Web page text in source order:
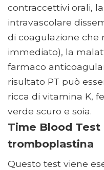
contraccettivi orali,
intravascolare
di coagulazione che
immediato), la
farmaco
risultato PT può
ricca di vitamina K,
verde scuro e soia.
Time Blood Test
tromboplastina
Questo test viene